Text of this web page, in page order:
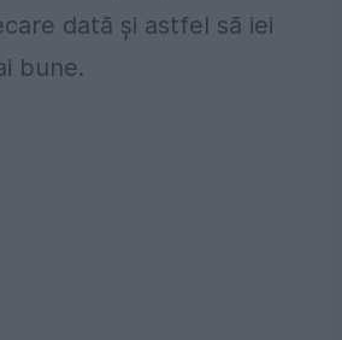
dată și astfel să iei
bune.